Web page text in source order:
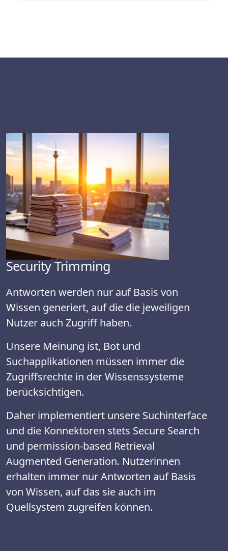
Security Trimming
Antworten werden nur auf Basis von
Wissen generiert, auf die die jeweiligen
Nutzer auch Zugriff haben.
Unsere Meinung ist, Bot und
Suchapplikationen müssen immer die
Zugriffsrechte in der Wissenssysteme
berücksichtigen.
Daher implementiert unsere Suchinterface
und die Konnektoren stets Secure Search
und permission-based Retrieval
Augmented Generation. Nutzerinnen
erhalten immer nur Antworten auf Basis
von Wissen, auf das sie auch im
Quellsystem zugreifen können.